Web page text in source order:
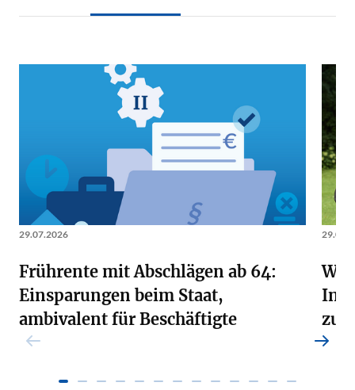
29.07.2026
Frührente mit Abschlägen ab 64:
Einsparungen beim Staat,
ambivalent für Beschäftigte
Weiterlesen
zu